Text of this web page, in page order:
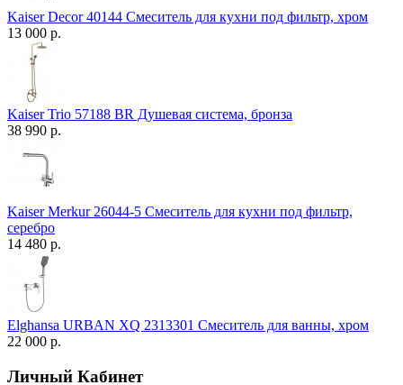
Kaiser Decor 40144 Смеситель для кухни под фильтр, хром
13 000 р.
Kaiser Trio 57188 BR Душевая система, бронза
38 990 р.
Kaiser Merkur 26044-5 Смеситель для кухни под фильтр,
серебро
14 480 р.
Elghansa URBAN XQ 2313301 Смеситель для ванны, хром
22 000 р.
Личный Кабинет